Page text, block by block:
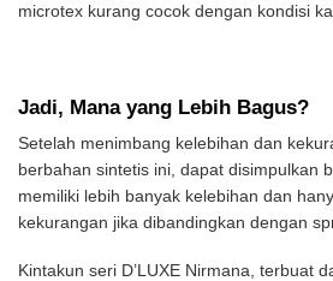
microtex kurang cocok dengan kondisi
Jadi, Mana yang Lebih Bagus?
Setelah menimbang kelebihan dan
berbahan sintetis ini, dapat disimpulkan
memiliki lebih banyak kelebihan dan
kekurangan jika dibandingkan dengan
Kintakun seri D’LUXE Nirmana, terbuat